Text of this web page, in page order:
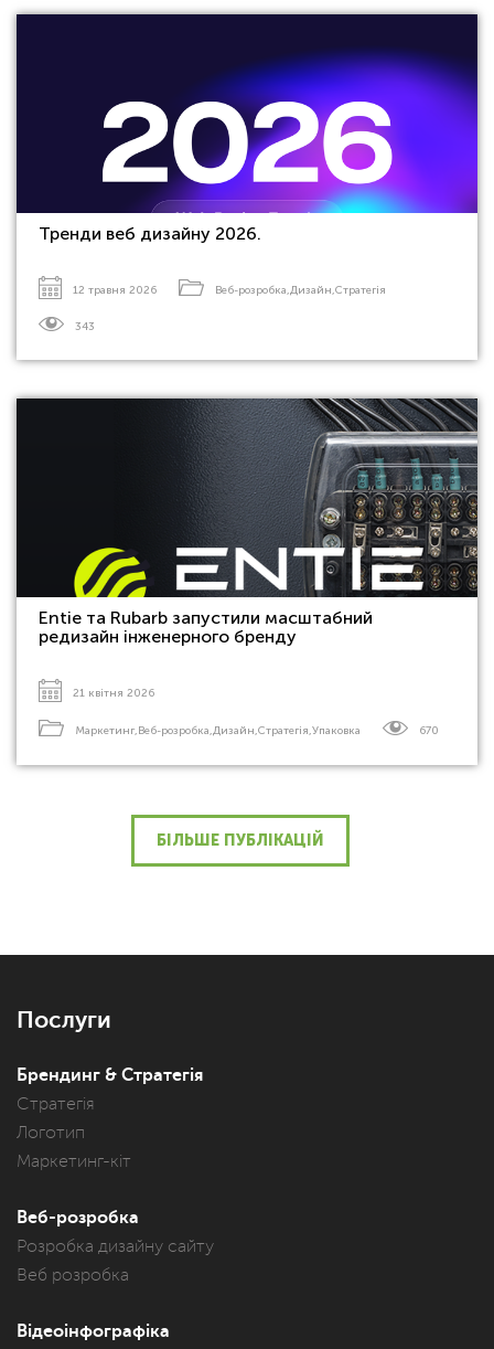
Тренди веб дизайну 2026.
12 травня 2026 Веб-розробка,Дизайн,Стратегія
343
Entie та Rubarb запустили масштабний
редизайн інженерного бренду
21 квітня 2026
Маркетинг,Веб-розробка,Дизайн,Стратегія,Упаковка 670
БІЛЬШЕ ПУБЛІКАЦІЙ
Послуги
Брендинг & Стратегія
Стратегія
Логотип
Маркетинг-кіт
Веб-розробка
Розробка дизайну сайту
Веб розробка
Відеоінфографіка